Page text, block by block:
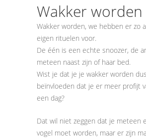
Wakker worden
Wakker worden, we hebben er zo
eigen rituelen voor.
De één is een echte snoozer, de
meteen naast zijn of haar bed.
Wist je dat je je wakker worden
beïnvloeden dat je er meer profijt
een dag?
Dat wil niet zeggen dat je meteen
vogel moet worden, maar er zijn